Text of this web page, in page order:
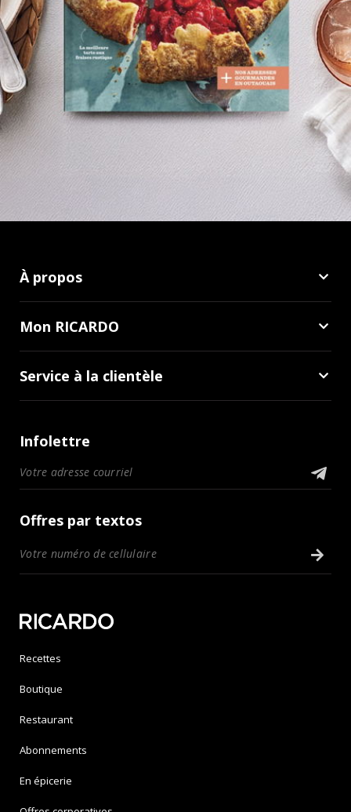
À propos
Mon RICARDO
Service à la clientèle
Infolettre
Offres par textos
Recettes
Boutique
Restaurant
Abonnements
En épicerie